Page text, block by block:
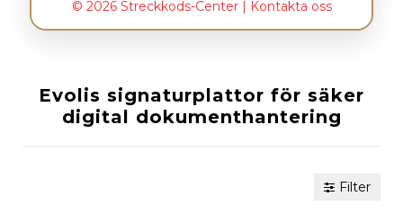
© 2026 Streckkods-Center | Kontakta oss
Evolis signaturplattor för säker
digital dokumenthantering
Filter